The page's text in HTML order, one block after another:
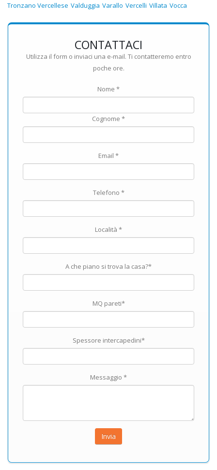
Tronzano Vercellese Valduggia Varallo Vercelli Villata Vocca
CONTATTACI
Utilizza il form o inviaci una e-mail. Ti contatteremo entro
poche ore.
Nome *
Cognome *
Email *
Telefono *
Località *
A che piano si trova la casa?*
MQ pareti*
Spessore intercapedini*
Messaggio *